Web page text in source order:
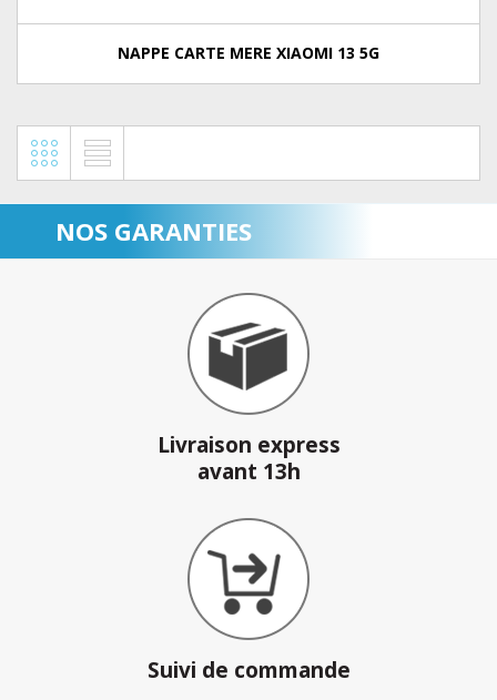
NAPPE CARTE MERE XIAOMI 13 5G
NOS GARANTIES
Livraison express
avant 13h
Suivi de commande